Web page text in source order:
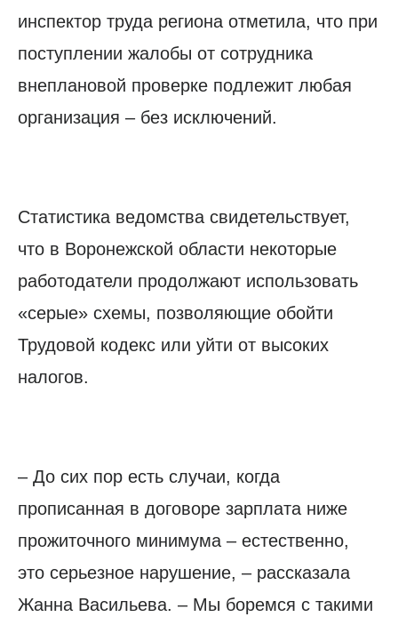
инспектор труда региона отметила, что при
поступлении жалобы от сотрудника
внеплановой проверке подлежит любая
организация – без исключений.
Статистика ведомства свидетельствует,
что в Воронежской области некоторые
работодатели продолжают использовать
«серые» схемы, позволяющие обойти
Трудовой кодекс или уйти от высоких
налогов.
– До сих пор есть случаи, когда
прописанная в договоре зарплата ниже
прожиточного минимума – естественно,
это серьезное нарушение, – рассказала
Жанна Васильева. – Мы боремся с такими